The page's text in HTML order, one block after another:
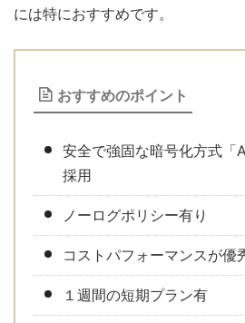
には特におすすめです。
おすすめのポイント
安全で強固な暗号化方式
採用
ノーログポリシー有り
コストパフォーマンスが優
１週間の短期プラン有